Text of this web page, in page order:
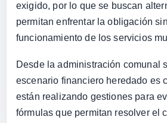
exigido, por lo que se buscan
permitan enfrentar la obligación
funcionamiento de los servicios
Desde la administración comunal
escenario financiero heredado es
están realizando gestiones para
fórmulas que permitan resolver el